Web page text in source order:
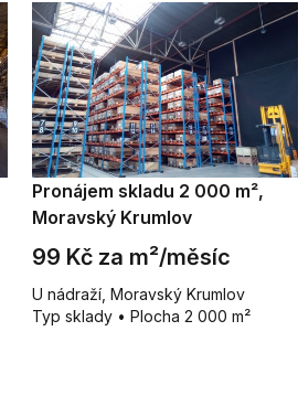
Pronájem skladu 2 000 m²,
Moravský Krumlov
99 Kč za m²/měsíc
U nádraží, Moravský Krumlov
Typ sklady • Plocha 2 000 m²